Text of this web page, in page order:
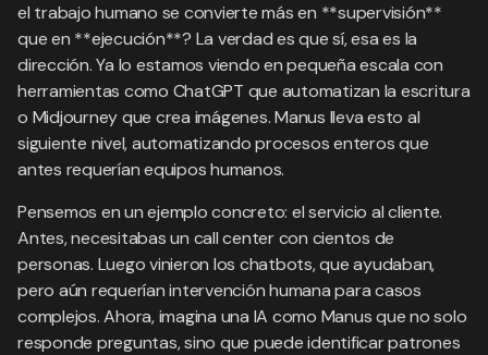
el trabajo humano se convierte más en **supervisión**
que en **ejecución**? La verdad es que sí, esa es la
dirección. Ya lo estamos viendo en pequeña escala con
herramientas como ChatGPT que automatizan la escritura
o Midjourney que crea imágenes. Manus lleva esto al
siguiente nivel, automatizando procesos enteros que
antes requerían equipos humanos.
Pensemos en un ejemplo concreto: el servicio al cliente.
Antes, necesitabas un call center con cientos de
personas. Luego vinieron los chatbots, que ayudaban,
pero aún requerían intervención humana para casos
complejos. Ahora, imagina una IA como Manus que no solo
responde preguntas, sino que puede identificar patrones